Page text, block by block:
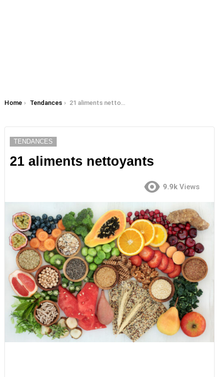
You are here:
Home Tendances 21 aliments nettoyants
TENDANCES
21 aliments nettoyants
9.9k Views